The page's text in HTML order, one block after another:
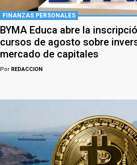
FINANZAS PERSONALES
BYMA Educa abre la
cursos de agosto sobre
mercado de capitales
Por REDACCION